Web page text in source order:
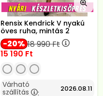
Rensix Kendrick V nyakú
öves ruha, mintás 2
20 18 990Ft
15 190 Ft
Várható
szállítás
: 2026.08.11